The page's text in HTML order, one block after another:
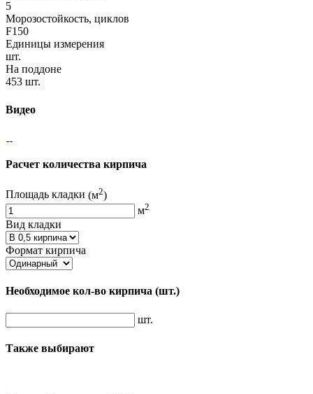
5
Морозостойкость, циклов
F150
Единицы измерения
шт.
На поддоне
453 шт.
Видео
Расчет количества кирпича
Площадь кладки (м2)
м2
Вид кладки
Формат кирпича
Необходимое кол-во кирпича (шт.)
шт.
Также выбирают